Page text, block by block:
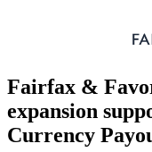
Fairfax &
expansion
Currency